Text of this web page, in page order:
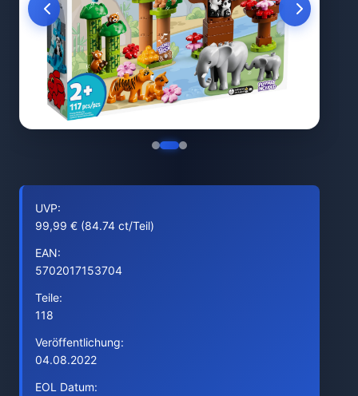
UVP:
99,99 € (84.74 ct/Teil)
EAN:
5702017153704
Teile:
118
Veröffentlichung:
04.08.2022
EOL Datum: